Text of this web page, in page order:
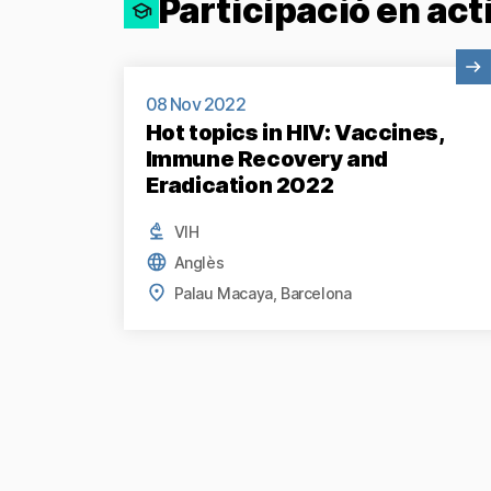
Participació en
08 Nov 2022
Hot topics in HIV: Vaccines,
Immune Recovery and
Eradication 2022
VIH
Anglès
Palau Macaya, Barcelona